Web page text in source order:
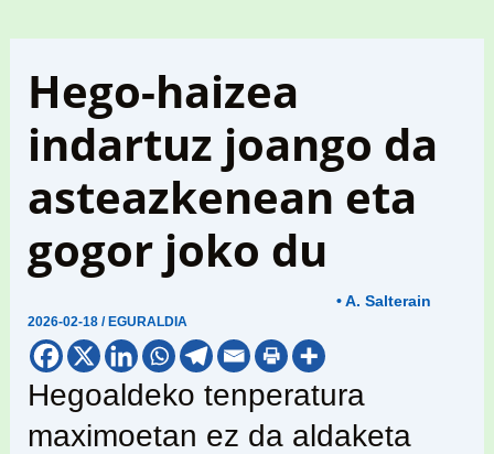
Hego-haizea
indartuz joango da
asteazkenean eta
gogor joko du
2026-02-18/ EGURALDIA
• A. Salterain
Hegoaldeko tenperatura
maximoetan ez da aldaketa